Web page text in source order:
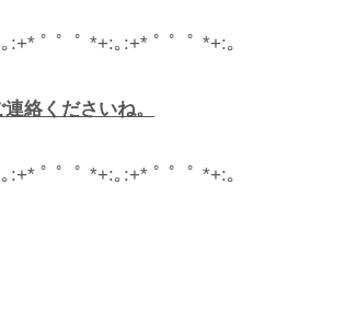
:+* ﾟ ゜ﾟ *+:｡:+* ﾟ ゜ﾟ *+:｡
絡くださいね。
:+* ﾟ ゜ﾟ *+:｡:+* ﾟ ゜ﾟ *+:｡